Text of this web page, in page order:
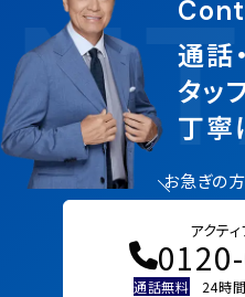
通話
タッ
丁寧
お急ぎの
アクテ
通話無料 24時